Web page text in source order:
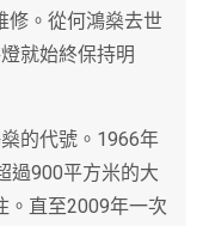
修。從何鴻燊去世
就始終保持明
的代號。1966年
過900平方米的大
。直至2009年一次